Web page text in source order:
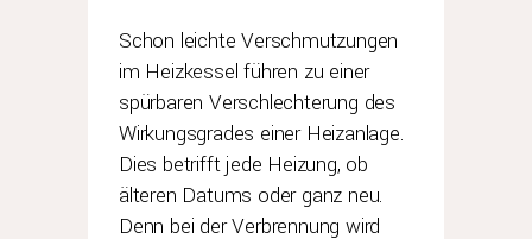
Schon leichte Verschmutzungen
im Heizkessel führen zu einer
spürbaren Verschlechterung des
Wirkungsgrades einer Heizanlage.
Dies betrifft jede Heizung, ob
älteren Datums oder ganz neu.
Denn bei der Verbrennung wird